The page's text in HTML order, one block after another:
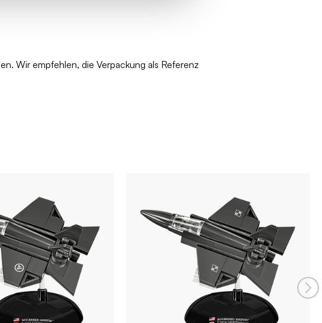
Wir empfehlen, die Verpackung als Referenz